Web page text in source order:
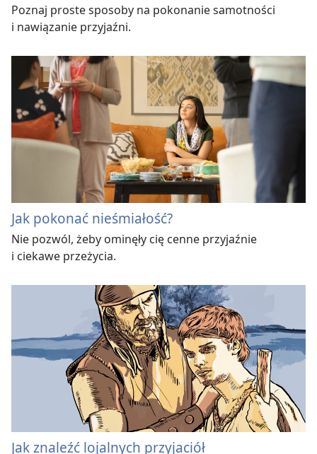
Poznaj proste sposoby na pokonanie samotności
i nawiązanie przyjaźni.
Jak pokonać nieśmiałość?
Nie pozwól, żeby ominęły cię cenne przyjaźnie
i ciekawe przeżycia.
Jak znaleźć lojalnych przyjaciół